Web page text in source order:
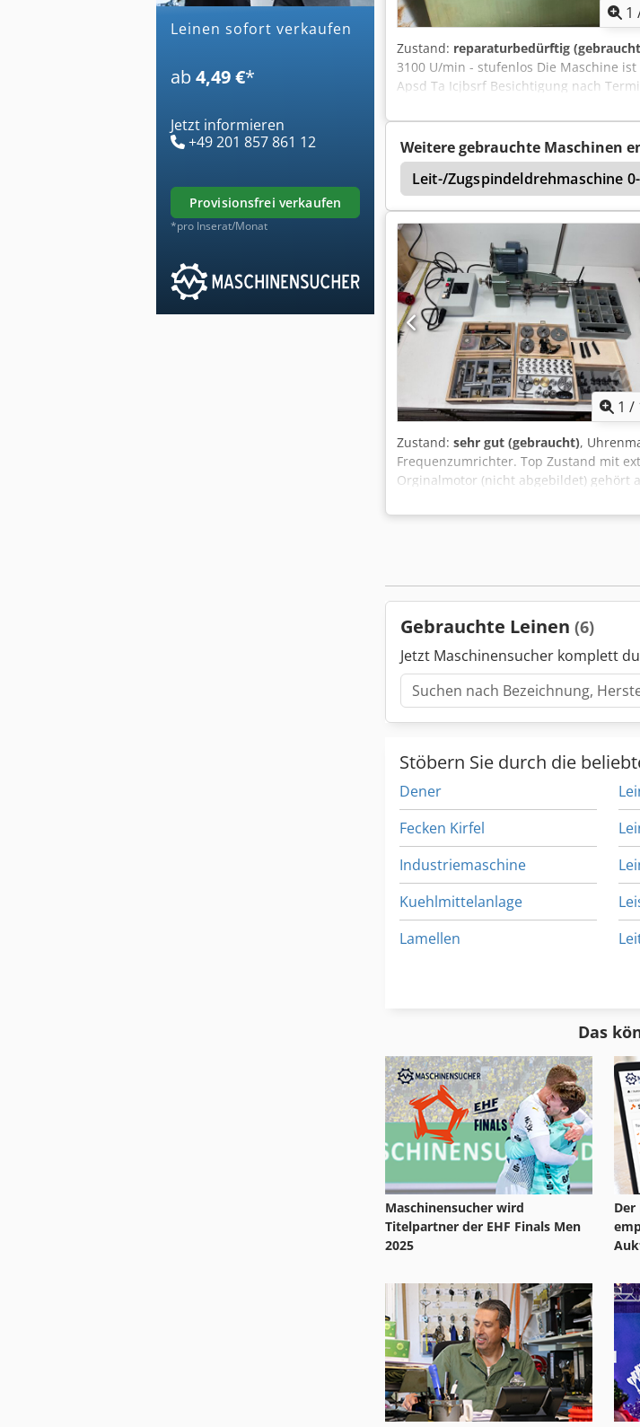
leinen sofort verkaufen
ab 4,49 €*
Jetzt informieren
+49 201 857 861 12
provisionsfrei verkaufen
*pro Inserat/Monat
1
Zustand: reparaturbedürftig
3100 U/min - stufenlos Die Maschine
Apsd Ta Icjbsrf Besichtigung nach
sich Ihnen weiterhelfen zu dürfen.
/ VERKAUF VON PRODUKTIONS- &
hochwertige, aber preiswerte
verkaufen?
Weitere gebrauchte Maschinen
Leit-/Zugspindeldrehmaschine
1 /
Zustand: sehr gut (gebraucht),
Frequenzumrichter. Top Zustand mit
Orginalmotor (nicht abgebildet) gehört
externen Schleifantreib (auch mit
Gebrauchte Leinen (6)
Jetzt Maschinensucher komplett
Stöbern Sie durch die
Dener
Fecken Kirfel
Industriemaschine
Kuehlmittelanlage
Lamellen
Leinen Dlz
Das
Maschinensucher wird
Titelpartner der EHF Finals Men
2025